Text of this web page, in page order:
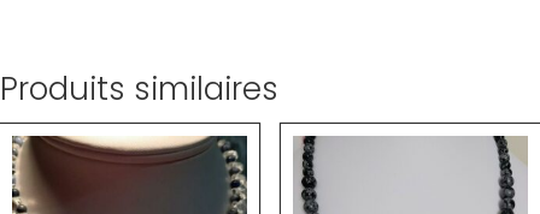
Produits similaires